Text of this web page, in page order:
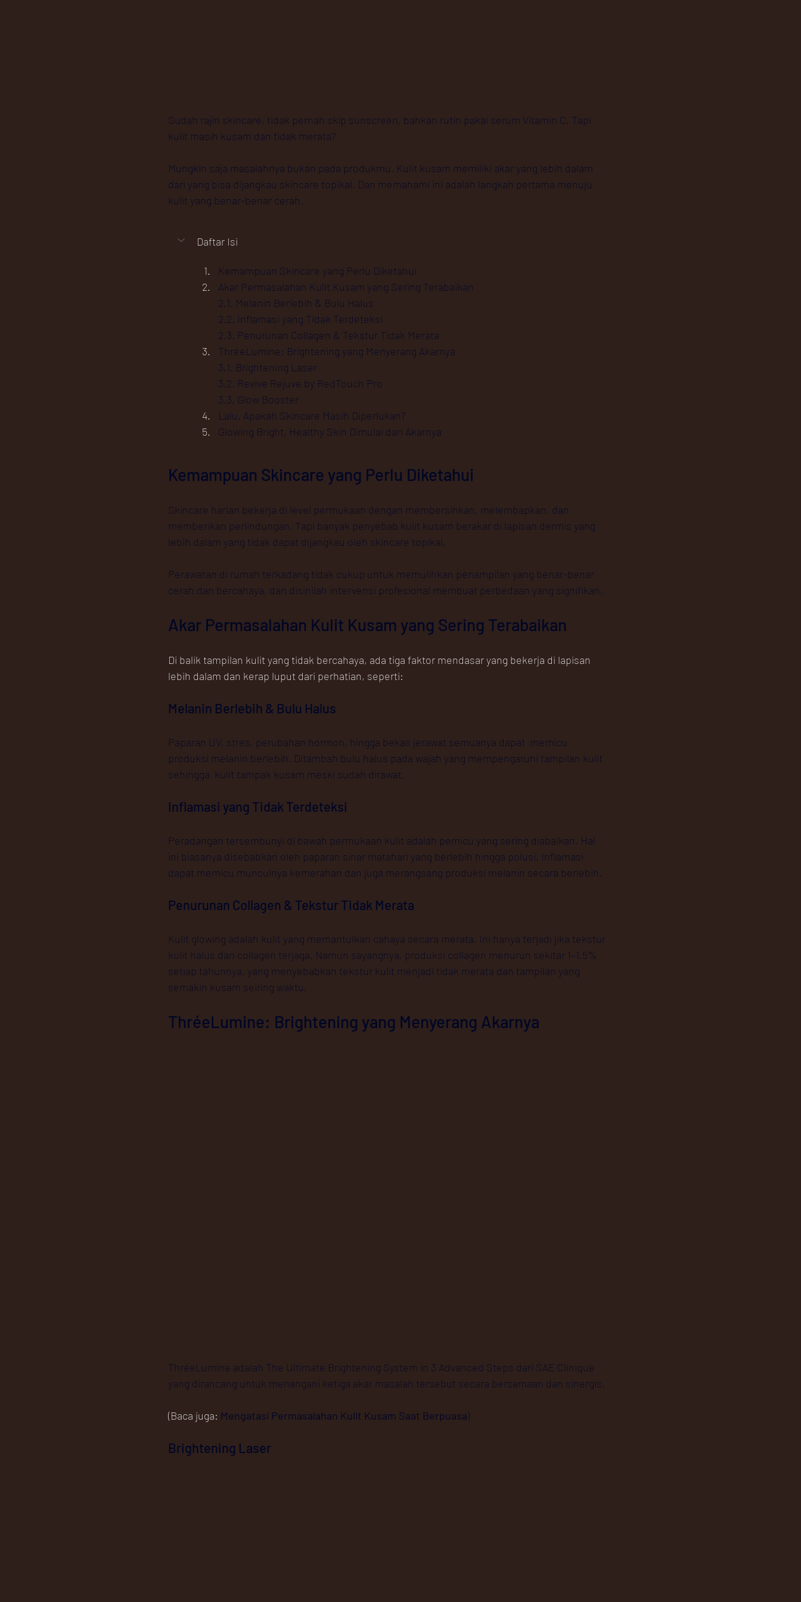
Sudah rajin skincare, tidak pernah skip sunscreen, bahkan rutin pakai serum Vitamin C. Tapi
kulit masih kusam dan tidak merata?
Mungkin saja masalahnya bukan pada produkmu. Kulit kusam memiliki akar yang lebih dalam
dari yang bisa dijangkau skincare topikal. Dan memahami ini adalah langkah pertama menuju
kulit yang benar-benar cerah.
Daftar Isi
Kemampuan Skincare yang Perlu Diketahui
Akar Permasalahan Kulit Kusam yang Sering Terabaikan
2.1. Melanin Berlebih & Bulu Halus
2.2. Inflamasi yang Tidak Terdeteksi
2.3. Penurunan Collagen & Tekstur Tidak Merata
ThréeLumine: Brightening yang Menyerang Akarnya
3.1. Brightening Laser
3.2. Revive Rejuve by RedTouch Pro
3.3. Glow Booster
Lalu, Apakah Skincare Masih Diperlukan?
Glowing Bright, Healthy Skin Dimulai dari Akarnya
Kemampuan Skincare yang Perlu Diketahui
Skincare harian bekerja di level permukaan dengan membersihkan, melembapkan, dan
memberikan perlindungan. Tapi banyak penyebab kulit kusam berakar di lapisan dermis yang
lebih dalam yang tidak dapat dijangkau oleh skincare topikal.
Perawatan di rumah terkadang tidak cukup untuk memulihkan penampilan yang benar-benar
cerah dan bercahaya, dan disinilah intervensi profesional membuat perbedaan yang signifikan.
Akar Permasalahan Kulit Kusam yang Sering Terabaikan
Di balik tampilan kulit yang tidak bercahaya, ada tiga faktor mendasar yang bekerja di lapisan
lebih dalam dan kerap luput dari perhatian, seperti:
Melanin Berlebih & Bulu Halus
Paparan UV, stres, perubahan hormon, hingga bekas jerawat semuanya dapat  memicu
produksi melanin berlebih. Ditambah bulu halus pada wajah yang mempengaruhi tampilan kulit
sehingga  kulit tampak kusam meski sudah dirawat.
Inflamasi yang Tidak Terdeteksi
Peradangan tersembunyi di bawah permukaan kulit adalah pemicu yang sering diabaikan. Hal
ini biasanya disebabkan oleh paparan sinar matahari yang berlebih hingga polusi. Inflamasi
dapat memicu munculnya kemerahan dan juga merangsang produksi melanin secara berlebih.
Penurunan Collagen & Tekstur Tidak Merata
Kulit glowing adalah kulit yang memantulkan cahaya secara merata. Ini hanya terjadi jika tekstur
kulit halus dan collagen terjaga. Namun sayangnya, produksi collagen menurun sekitar 1–1,5%
setiap tahunnya, yang menyebabkan tekstur kulit menjadi tidak merata dan tampilan yang
semakin kusam seiring waktu.
ThréeLumine: Brightening yang Menyerang Akarnya
ThréeLumine adalah The Ultimate Brightening System in 3 Advanced Steps dari SAE Clinique
yang dirancang untuk menangani ketiga akar masalah tersebut secara bersamaan dan sinergis.
(Baca juga: Mengatasi Permasalahan Kulit Kusam Saat Berpuasa)
Brightening Laser